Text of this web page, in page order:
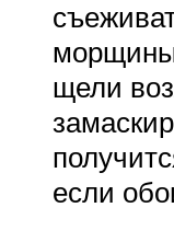
щели
если